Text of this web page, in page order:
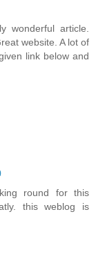
wonderful article.
website. A lot of
link below and
round for this
this weblog is